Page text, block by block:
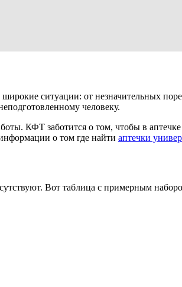
ситуации: от незначительных
человеку.
КФТ заботится о том, чтобы в
о том где найти аптечки
Вот таблица с примерным